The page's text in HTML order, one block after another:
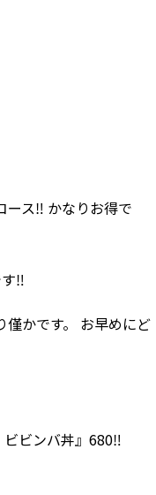
ス‼ かなりお得で
‼
かです。 お早めにど
ビンバ丼』680‼